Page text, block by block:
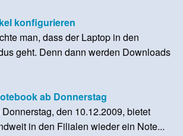
konfigurieren
man, dass der Laptop in den
geht. Denn dann werden Downloads
ab Donnerstag
den 10.12.2009, bietet
in den Filialen wieder ein Note...